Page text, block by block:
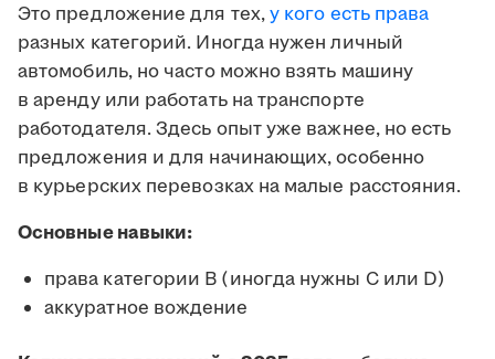
Это предложение для тех,у кого есть права
разных категорий. Иногда нужен личный
автомобиль, но часто можно взять машину
в аренду или работать на транспорте
работодателя. Здесь опыт уже важнее, но есть
предложения и для начинающих, особенно
в курьерских перевозках на малые расстояния.
Основные навыки:
права категории B (иногда нужны C или D)
аккуратное вождение